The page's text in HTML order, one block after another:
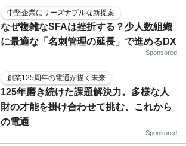
中堅企業にリーズナブルな新提案
なぜ複雑なSFAは挫折する？少人数組織
に最適な「名刺管理の延長」で進めるDX
Sponsored
創業125周年の電通が描く未来
125年磨き続けた課題解決力。多様な人
財の才能を掛け合わせて挑む、これから
の電通
Sponsored